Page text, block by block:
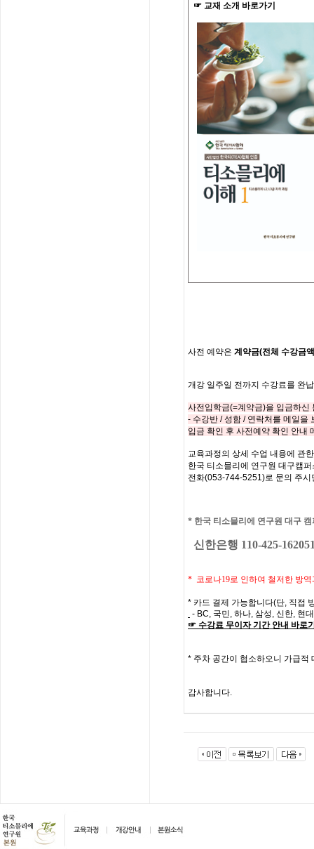
☞ 교재 소개 바로가기
사전 예약은 계약금(전체 수강금
개강 일주일 전까지 수강료를 완
사전입학금(=계약금)을 입금하신
- 수강반 / 성함 / 연락처를 메일을
입금 확인 후 사전예약 확인 안내
교육과정의 상세 수업 내용에 관한
한국 티소믈리에 연구원 대구캠
전화(053-744-5251)로 문의 주시
* 한국 티소믈리에 연구원 대구
신한은행 110-425-
* 코로나19로 인하여 철저한 방
* 카드 결제 가능합니다(단, 직접
- BC, 국민, 하나, 삼성, 신한, 현
☞ 수강료 무이자 기간 안내 바로
* 주차 공간이 협소하오니 가급적
감사합니다.